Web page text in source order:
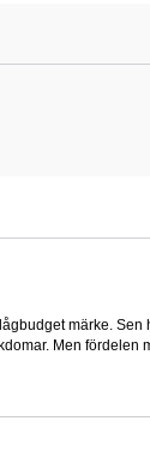
märke. Sen
Men fördelen